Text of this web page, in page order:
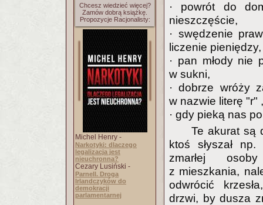
Chcesz wiedzieć więcej?
Zamów dobrą książkę.
Propozycje Racjonalisty:
Michel Henry -
Narkotyki: dlaczego
legalizacja jest
nieuchronna?
Cezary Lusiński -
Parnell. Droga
Irlandczyków do
demokracji
parlamentarnej
· powrót do
nieszczęście,
· swędzenie
liczenie pieniędzy,
· pan młody nie
w sukni,
· dobrze wróży
w nazwie literę "r" ,
· gdy pieką nas
Te akurat są
ktoś słyszał
zmarłej
z mieszkania,
odwrócić
drzwi, by dusza